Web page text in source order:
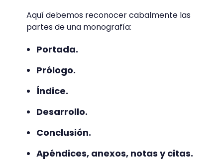
Aquí debemos reconocer cabalmente las
partes de una monografía:
Portada.
Prólogo.
Índice.
Desarrollo.
Conclusión.
Apéndices, anexos, notas y citas.